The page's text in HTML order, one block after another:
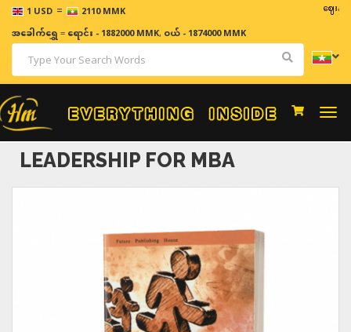
1 USD = 2110 MMK ဈေးနှုန်း
အခေါက်ရွှေ=ရောင်း - 1882000 MMK, ဝယ် - 1874000 MMK
LEADERSHIP FOR MBA